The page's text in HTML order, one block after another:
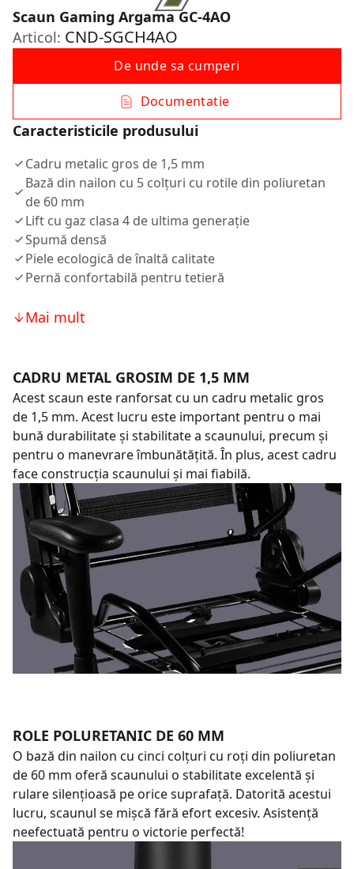
Scaun Gaming Argama GC-4AO
Articol: CND-SGCH4AO
De unde sa cumperi
Documentatie
Caracteristicile produsului
Cadru metalic gros de 1,5 mm
Bază din nailon cu 5 colțuri cu rotile din poliuretan
de 60 mm
Lift cu gaz clasa 4 de ultima generație
Spumă densă
Piele ecologică de înaltă calitate
Pernă confortabilă pentru tetieră
Mai mult
CADRU METAL GROSIM DE 1,5 MM
Acest scaun este ranforsat cu un cadru metalic gros
de 1,5 mm. Acest lucru este important pentru o mai
bună durabilitate și stabilitate a scaunului, precum și
pentru o manevrare îmbunătățită. În plus, acest cadru
face construcția scaunului și mai fiabilă.
ROLE POLURETANIC DE 60 MM
O bază din nailon cu cinci colțuri cu roți din poliuretan
de 60 mm oferă scaunului o stabilitate excelentă și
rulare silențioasă pe orice suprafață. Datorită acestui
lucru, scaunul se mișcă fără efort excesiv. Asistență
neefectuată pentru o victorie perfectă!